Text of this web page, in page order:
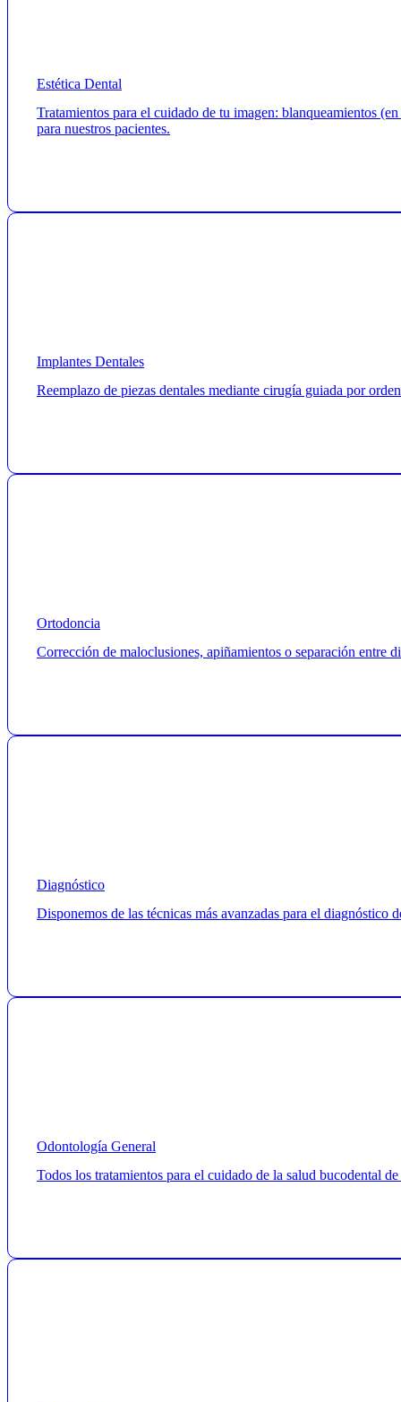
Estética Dental
Tratamientos para el cuidado de tu imagen: blanqueamientos
para nuestros pacientes.
Implantes Dentales
Reemplazo de piezas dentales mediante cirugía guiada por
Ortodoncia
Corrección de maloclusiones, apiñamientos o separación entre
Diagnóstico
Disponemos de las técnicas más avanzadas para el
Odontología General
Todos los tratamientos para el cuidado de la salud bucodental